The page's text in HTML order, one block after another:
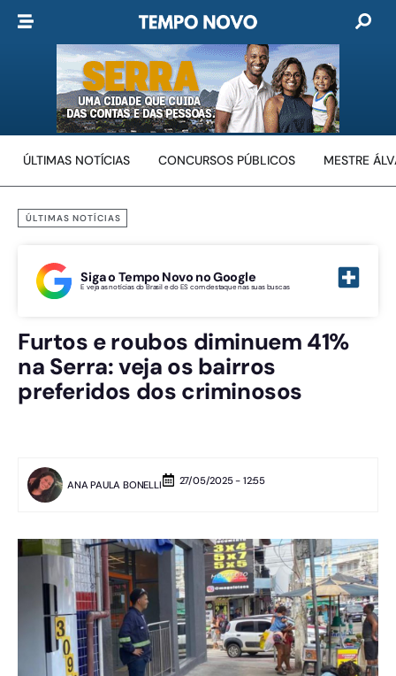
ÚLTIMAS NOTÍCIAS CONCURSOS PÚBLICOS MESTRE
ÚLTIMAS NOTÍCIAS
Siga o Tempo Novo no Google
E veja as notícias do Brasil e do ES com destaque nas suas buscas
Furtos e roubos diminuem 41%
na Serra: veja os bairros
preferidos dos criminosos
ANA PAULA BONELLI 27/05/2025 - 12:55